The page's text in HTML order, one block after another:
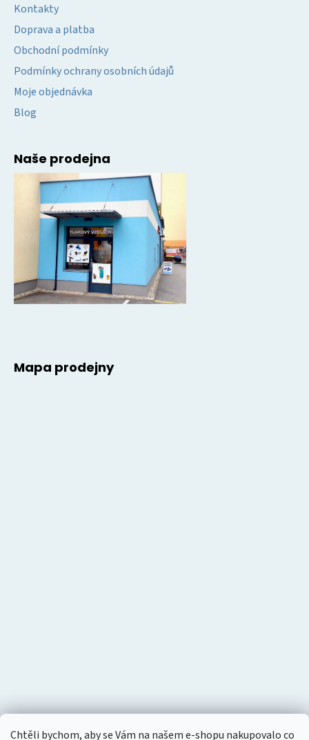
Chtěli bychom, aby se Vám na našem e-shopu nakupovalo co
Kontakty
Doprava a platba
Obchodní podmínky
Podmínky ochrany osobních údajů
Moje objednávka
Blog
Naše prodejna
Mapa prodejny